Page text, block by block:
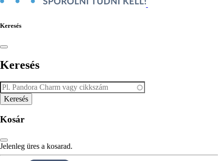
Keresés
Keresés
Kosár
Jelenleg üres a kosarad.